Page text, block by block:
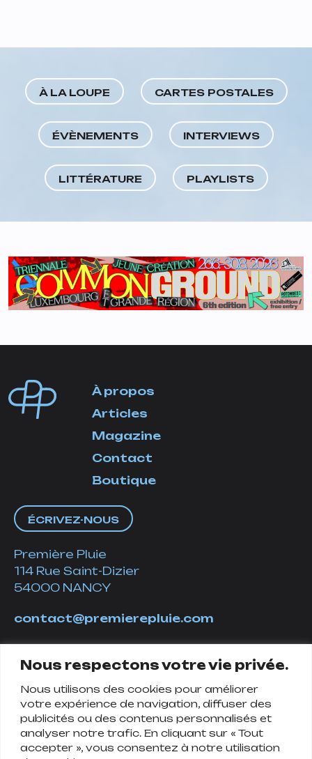
Nous respectons votre vie privée.
Nous utilisons des cookies pour améliorer
votre expérience de navigation, diffuser des
publicités ou des contenus personnalisés et
analyser notre trafic. En cliquant sur « Tout
accepter », vous consentez à notre utilisation
À LA LOUPE CARTES POSTALES
ÉVÈNEMENTS INTERVIEWS
LITTÉRATURE PLAYLISTS
À propos
Articles
Magazine
Contact
Boutique
ÉCRIVEZ-NOUS
Première Pluie
114 Rue Saint-Dizier
54000 NANCY
contact@premierepluie.com
Suivez-nous